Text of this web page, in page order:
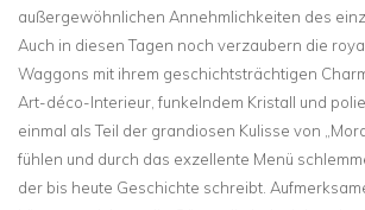
außergewöhnlichen Annehmlichkeiten des
Auch in diesen Tagen noch verzaubern die
Waggons mit ihrem geschichtsträchtigen
Art-déco-Interieur, funkelndem Kristall und
einmal als Teil der grandiosen Kulisse von
fühlen und durch das exzellente Menü
der bis heute Geschichte schreibt.